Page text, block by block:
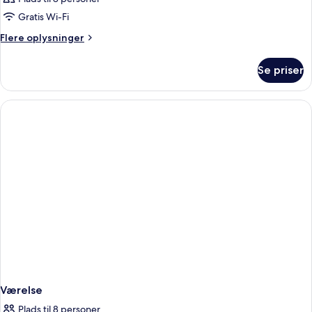
Gratis Wi-Fi
Flere oplysninger
Flere
Se priser
Værelse
Plads til 8 personer